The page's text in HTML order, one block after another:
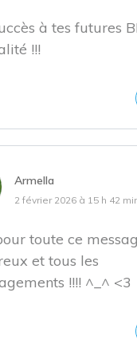
à tes futures
!!!
Armella
2 février 2026 à 15 h 42
toute ce
et tous les
!!!! ^_^ <3